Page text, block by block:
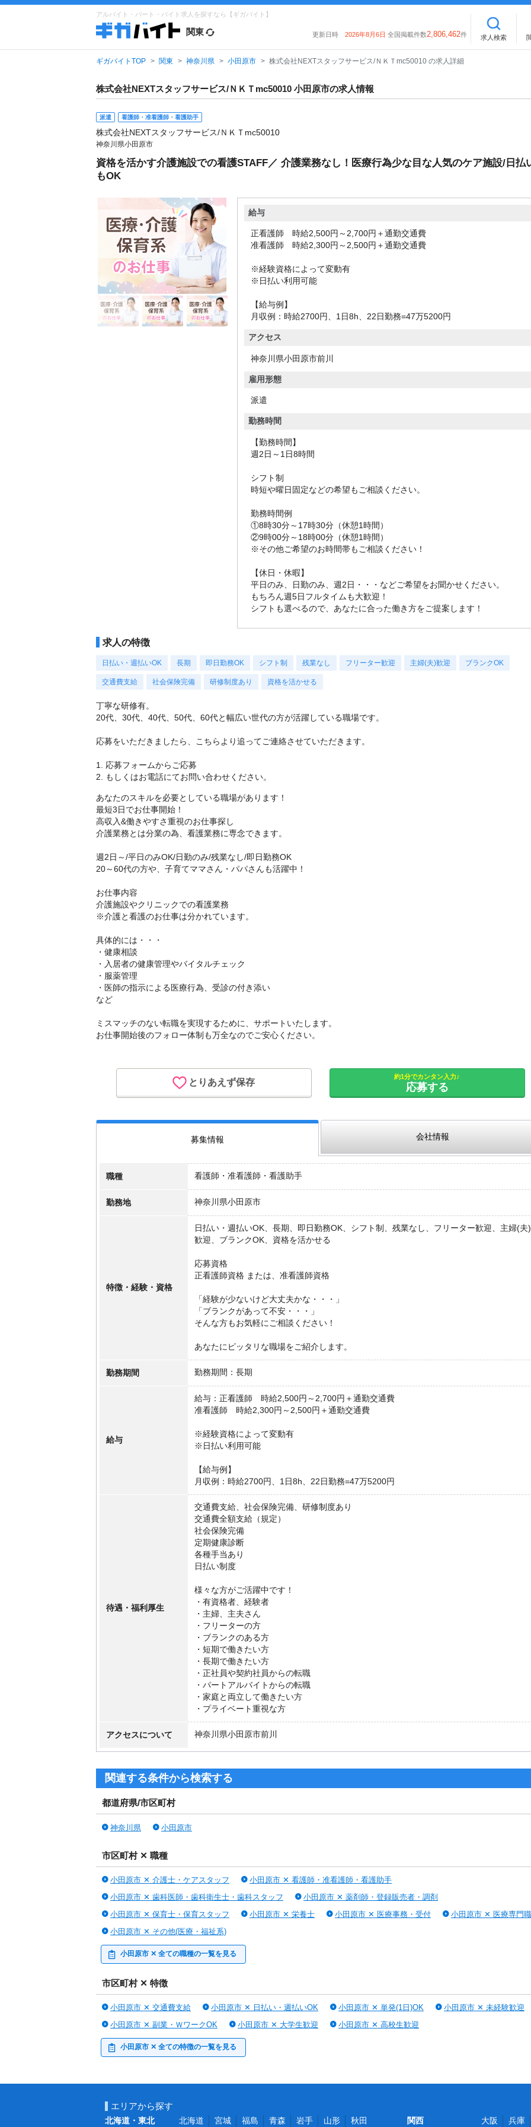
アルバイト・パート・バイト求人を探すなら【ギガバイト】
関東 更新日時 2026年8月6日 全国掲載件数2,806,462件 求人検索
ギガバイトTOP 関東 神奈川県 小田原市 株式会社NEXTスタッフサービス/ＮＫＴmc50010 の求人詳細
株式会社NEXTスタッフサービス/ＮＫＴmc50010 小田原市の求人情報
派遣 看護師・准看護師・看護助手
株式会社NEXTスタッフサービス/ＮＫＴmc50010
神奈川県小田原市
資格を活かす介護施設での看護STAFF／ 介護業務なし！医療行為少な目な人気のケア施設/日払
もOK
給与
正看護師 時給2,500円～2,700円＋通勤交通費
准看護師 時給2,300円～2,500円＋通勤交通費
※経験資格によって変動有
※日払い利用可能
【給与例】
月収例：時給2700円、1日8h、22日勤務=47万5200円
アクセス
神奈川県小田原市前川
雇用形態
派遣
勤務時間
【勤務時間】
週2日～1日8時間
シフト制
時短や曜日固定などの希望もご相談ください。
勤務時間例
①8時30分～17時30分（休憩1時間）
②9時00分～18時00分（休憩1時間）
※その他ご希望のお時間帯もご相談ください！
【休日・休暇】
平日のみ、日勤のみ、週2日・・・などご希望をお聞かせください。
もちろん週5日フルタイムも大歓迎！
シフトも選べるので、あなたに合った働き方をご提案します！
求人の特徴
日払い・週払いOK 長期 即日勤務OK シフト制 残業なし フリーター歓迎 主婦(夫)歓迎 ブランクOK
交通費支給 社会保険完備 研修制度あり 資格を活かせる
丁寧な研修有。
20代、30代、40代、50代、60代と幅広い世代の方が活躍している職場です。
応募をいただきましたら、こちらより追ってご連絡させていただきます。
1. 応募フォームからご応募
2. もしくはお電話にてお問い合わせください。
あなたのスキルを必要としている職場があります！
最短3日でお仕事開始！
高収入&働きやすさ重視のお仕事探し
介護業務とは分業の為、看護業務に専念できます。
週2日～/平日のみOK/日勤のみ/残業なし/即日勤務OK
20～60代の方や、子育てママさん・パパさんも活躍中！
お仕事内容
介護施設やクリニックでの看護業務
※介護と看護のお仕事は分かれています。
具体的には・・・
・健康相談
・入居者の健康管理やバイタルチェック
・服薬管理
・医師の指示による医療行為、受診の付き添い
など
ミスマッチのない転職を実現するために、サポートいたします。
お仕事開始後のフォロー体制も万全なのでご安心ください。
とりあえず保存
約1分でカンタン入力♪
応募する
募集情報 会社情報
職種 看護師・准看護師・看護助手
勤務地 神奈川県小田原市
特徴・経験・資格
日払い・週払いOK、長期、即日勤務OK、シフト制、残業なし、フリーター歓迎、主婦(夫)
歓迎、ブランクOK、資格を活かせる
応募資格
正看護師資格 または、准看護師資格
「経験が少ないけど大丈夫かな・・・」
「ブランクがあって不安・・・」
そんな方もお気軽にご相談ください！
あなたにピッタリな職場をご紹介します。
勤務期間 勤務期間：長期
給与
給与：正看護師 時給2,500円～2,700円＋通勤交通費
准看護師 時給2,300円～2,500円＋通勤交通費
※経験資格によって変動有
※日払い利用可能
【給与例】
月収例：時給2700円、1日8h、22日勤務=47万5200円
待遇・福利厚生
交通費支給、社会保険完備、研修制度あり
交通費全額支給（規定）
社会保険完備
定期健康診断
各種手当あり
日払い制度
様々な方がご活躍中です！
・有資格者、経験者
・主婦、主夫さん
・フリーターの方
・ブランクのある方
・短期で働きたい方
・長期で働きたい方
・正社員や契約社員からの転職
・パートアルバイトからの転職
・家庭と両立して働きたい方
・プライベート重視な方
アクセスについて 神奈川県小田原市前川
関連する条件から検索する
都道府県/市区町村
神奈川県 小田原市
市区町村 ✕ 職種
小田原市 ✕ 介護士・ケアスタッフ
小田原市 ✕ 看護師・准看護師・看護助手
小田原市 ✕ 歯科医師・歯科衛生士・歯科スタッフ
小田原市 ✕ 薬剤師・登録販売者・調剤
小田原市 ✕ 保育士・保育スタッフ
小田原市 ✕ 栄養士 小田原市 ✕ 医療事務・受付
小田原市 ✕ 医療専門職
小田原市 ✕ その他(医療・福祉系)
小田原市 ✕ 全ての職種の一覧を見る
市区町村 ✕ 特徴
小田原市 ✕ 交通費支給 小田原市 ✕ 日払い・週払いOK 小田原市 ✕ 単発(1日)OK
小田原市 ✕ 未経験歓迎
小田原市 ✕ 副業・ＷワークOK
小田原市 ✕ 大学生歓迎 小田原市 ✕ 高校生歓迎
小田原市 ✕ 全ての特徴の一覧を見る
エリアから探す
北海道・東北 北海道 宮城 福島 青森 岩手 山形 秋田 関西 大阪 兵庫